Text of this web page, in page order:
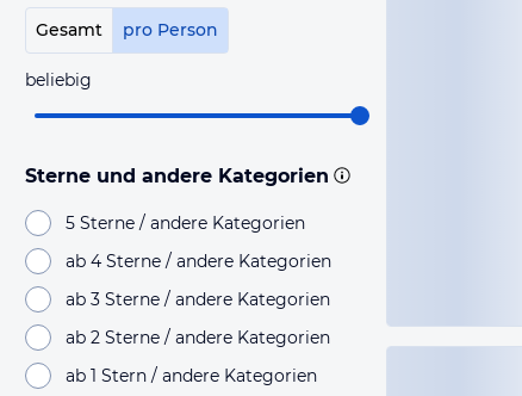
Gesamt pro Person
beliebig
Sterne und andere Kategorien
5 Sterne / andere Kategorien
ab 4 Sterne / andere Kategorien
ab 3 Sterne / andere Kategorien
ab 2 Sterne / andere Kategorien
ab 1 Stern / andere Kategorien